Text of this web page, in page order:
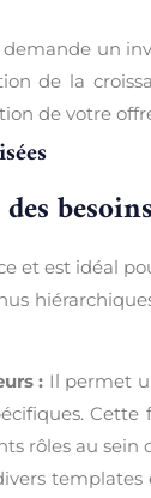
un
de la
de votre
et est idéal
: Il permet
rôles au sein
templates